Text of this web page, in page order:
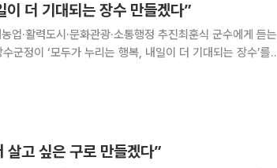
더 기대되는 장수 만들겠다”
업·활력도시·문화관광·소통행정 추진최훈식 군수에게 듣는
역 선정 등을 통해
고 싶은 구로 만들겠다”